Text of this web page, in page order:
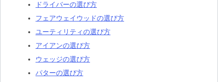
ドライバーの選び方
フェアウェイウッドの選び方
ユーティリティの選び方
アイアンの選び方
ウェッジの選び方
パターの選び方